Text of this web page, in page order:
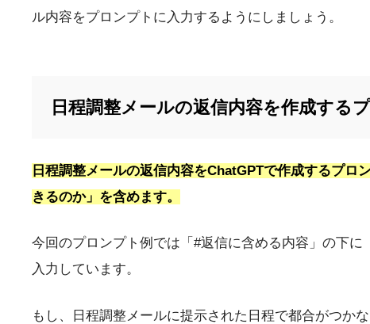
ル内容をプロンプトに入力するようにしましょう。
日程調整メールの返信内容を作成する
日程調整メールの返信内容をChatGPTで作成するプロ
きるのか」を含めます。
今回のプロンプト例では「#返信に含める内容」の下
入力しています。
もし、日程調整メールに提示された日程で都合がつか